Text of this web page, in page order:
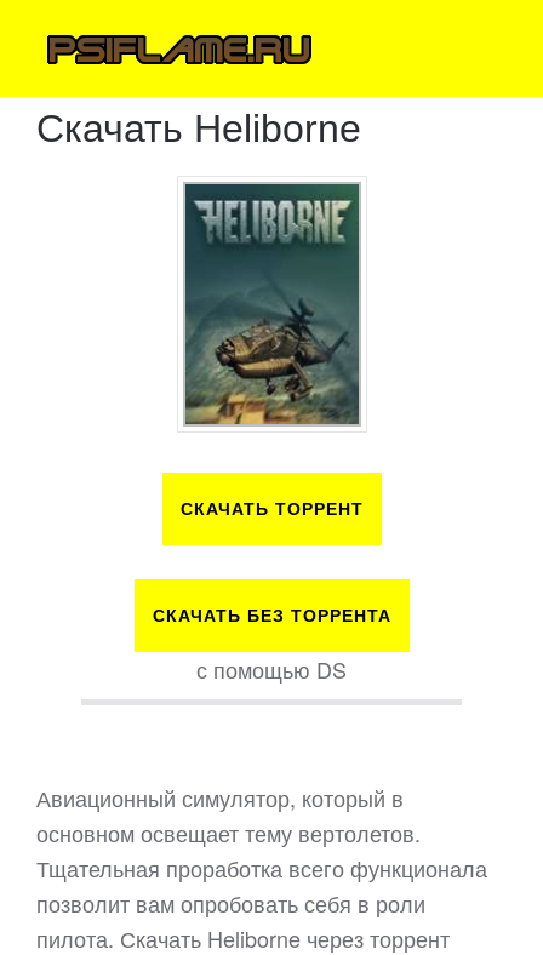
Скачать Heliborne
СКАЧАТЬ ТОРРЕНТ
СКАЧАТЬ БЕЗ ТОРРЕНТА
с помощью DS
Авиационный симулятор, который в
основном освещает тему вертолетов.
Тщательная проработка всего функционала
позволит вам опробовать себя в роли
пилота. Скачать Heliborne через торрент